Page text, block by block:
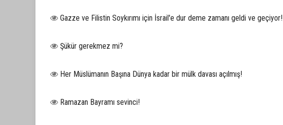
Gazze ve Filistin Soykırımı için İsrail'e dur deme zamanı geldi ve geçiyor!
Şükür gerekmez mi?
Her Müslümanın Başına Dünya kadar bir mülk davası açılmış!
Ramazan Bayramı sevinci!